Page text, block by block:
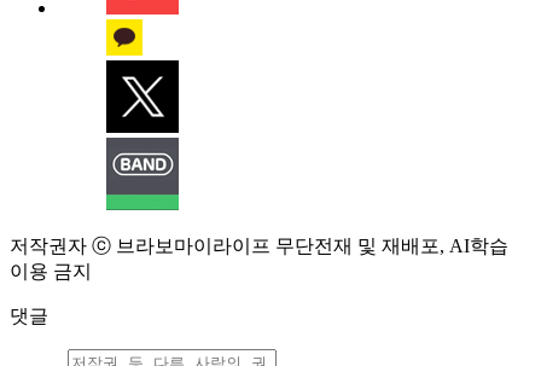
저작권자 ⓒ 브라보마이라이프 무단전재 및 재배포, AI학습
이용 금지
댓글